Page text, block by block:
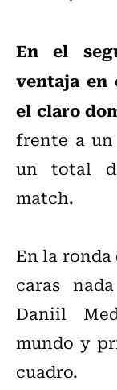
En el
ventaja en
el claro
frente a un
un total
match.
En la ronda
caras
Daniil
mundo y
cuadro.